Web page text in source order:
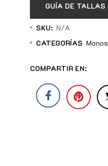
GUÍA DE TALLAS
SKU: N/A
CATEGORÍAS Monos
COMPARTIR EN: